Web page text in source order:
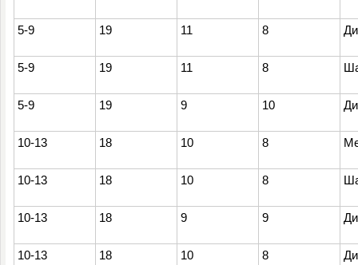
5-9 19 11 8
5-9 19 11 8
5-9 19 9 10
10-13 18 10 8
10-13 18 10 8
10-13 18 9 9
10-13 18 10 8